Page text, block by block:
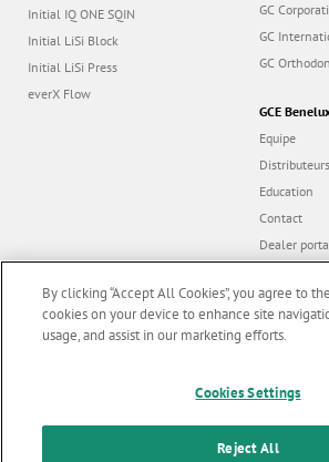
Initial IQ ONE SQIN
Initial LiSi Block
Initial LiSi Press
everX Flow
GC
GC
GC
GCE
Equipe
Distributeurs
Education
Contact
Dealer
F
latest
By clicking “Accept All Cookies”, you agree to
cookies on your device to enhance site
usage, and assist in our marketing efforts.
Cookies Settings
Reject All